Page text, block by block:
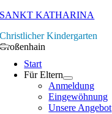
Zum
springen
SANKT KATHARINA
Christlicher Kindergarten
Großenhain
Toggle
Navigation
Start
Für Eltern
Anmeldung
Eingewöhnung
Unsere Angebot